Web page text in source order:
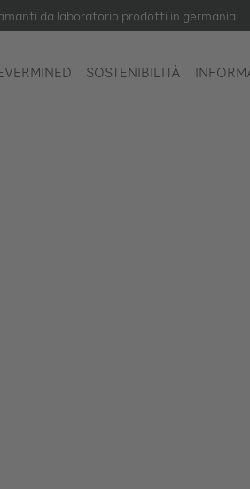
da laboratorio prodotti in germania
SOSTENIBILITÀ